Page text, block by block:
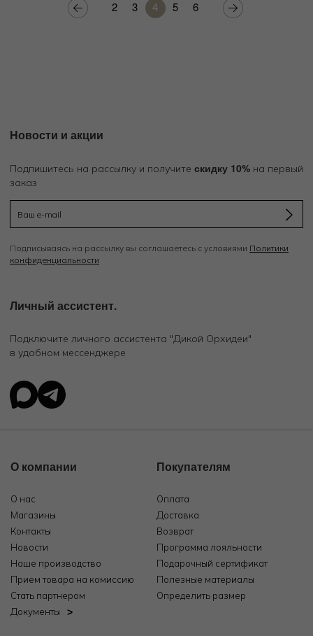
2 3 4 5 6
Новости и акции
Подпишитесь на рассылку и получите скидку 10% на первый
заказ
Подписываясь на рассылку вы соглашаетесь с условиями Политики
конфиденциальности
Личный ассистент.
Подключите личного ассистента "Дикой Орхидеи"
в удобном мессенджере
О компании
О нас
Магазины
Контакты
Новости
Наше производство
Прием товара на комиссию
Стать партнером
Документы
Покупателям
Оплата
Доставка
Возврат
Программа лояльности
Подарочный сертификат
Полезные материалы
Определить размер